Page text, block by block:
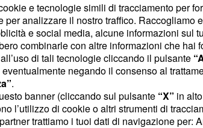
anche nel 4-2-3-1. Il classe '99 la
dimostrato anche di poter sostituire
di prima punta, avendo molta fisicità.
cartellino di Zaniolo circa 47 milioni di
intanto giungono indiscrezioni su chi
sostituto dell'italiano nella squadra
e tecnologie simili di tracciamento per
per analizzare il nostro traffico. Raccogliamo
e social media, alcune informazioni sul
combinarle con altre informazioni che
di tali tecnologie cliccando il pulsante
negando il consenso al
.
banner (cliccando sul pulsante “X” in
l’utilizzo di cookie o altri strumenti di
trattiamo i tuoi dati di navigazione per: